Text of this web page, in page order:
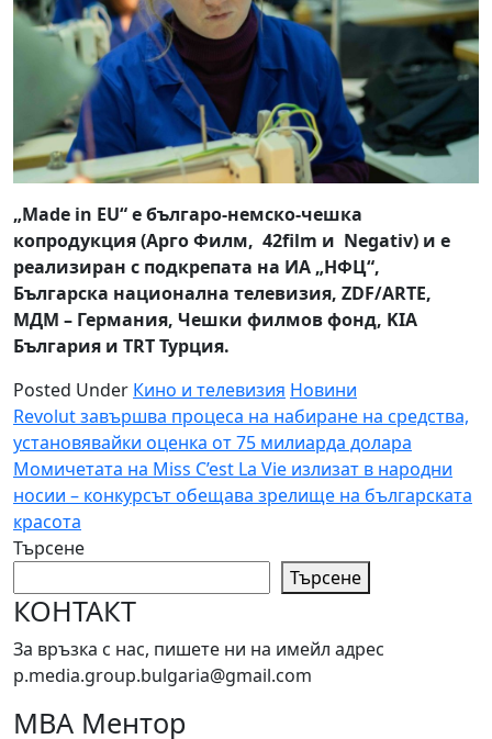
„Made in EU“ е българо-немско-чешка
копродукция (Арго Филм, 42film и Negativ) и e
реализиран с подкрепата на ИА „НФЦ“,
Българска национална телевизия, ZDF/ARTE,
МДМ – Германия, Чешки филмов фонд, KIA
България и TRTТурция.
Posted Under Кино и телевизия Новини
Навигация
Revolut завършва процеса на набиране на средства,
установявайки оценка от 75 милиарда долара
Момичетата на Miss C’est La Vie излизат в народни
носии – конкурсът обещава зрелище на българската
красота
Търсене
Търсене
КОНТАКТ
За връзка с нас, пишете ни на имейл адрес
p.media.group.bulgaria@gmail.com
МВА Ментор